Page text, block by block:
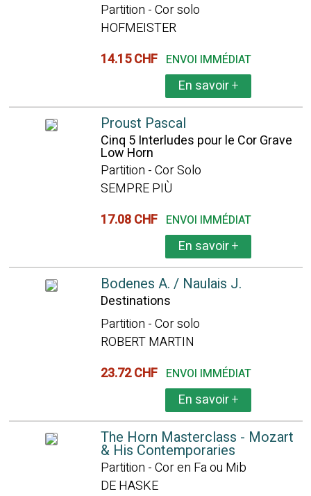
Partition - Cor solo
HOFMEISTER
14.15 CHF ENVOI IMMÉDIAT
En savoir+
Proust Pascal
Cinq 5 Interludes pour le Cor Grave
Low Horn
Partition - Cor Solo
SEMPRE PIÙ
17.08 CHF ENVOI IMMÉDIAT
En savoir+
Bodenes A. / Naulais J.
Destinations
Partition - Cor solo
ROBERT MARTIN
23.72 CHF ENVOI IMMÉDIAT
En savoir+
The Horn Masterclass - Mozart
& His Contemporaries
Partition - Cor en Fa ou Mib
DE HASKE